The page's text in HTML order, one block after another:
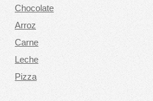
Chocolate
Arroz
Carne
Leche
Pizza